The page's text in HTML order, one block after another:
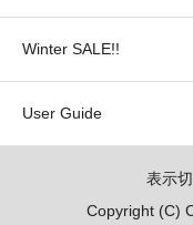
Winter SALE!!
User Guide
表示
Copyright (C)